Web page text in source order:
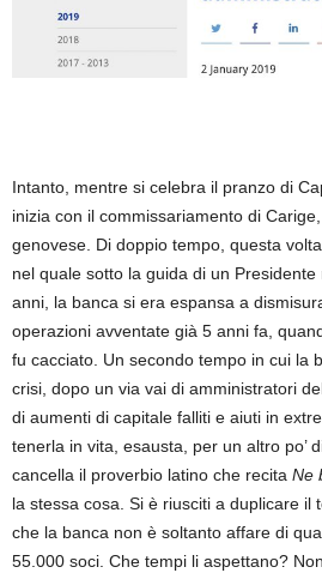
Intanto, mentre si celebra il pranzo di
inizia con il commissariamento di
genovese. Di doppio tempo, questa
nel quale sotto la guida di un
anni, la banca si era espansa a
operazioni avventate già 5 anni fa,
fu cacciato. Un secondo tempo in cui la
crisi, dopo un via vai di amministratori
di aumenti di capitale falliti e aiuti in
tenerla in vita, esausta, per un altro po’
cancella il proverbio latino che recita Ne
la stessa cosa. Si è riusciti a duplicare il
che la banca non è soltanto affare di
55.000 soci. Che tempi li aspettano?